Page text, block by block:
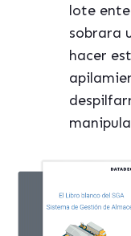
lote
sobrara
hacer